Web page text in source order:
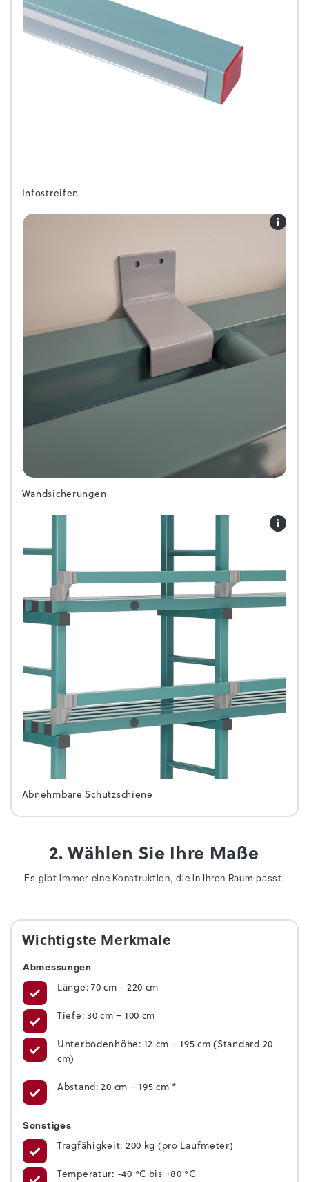
Infostreifen
Wandsicherungen
Abnehmbare Schutzschiene
2. Wählen Sie Ihre Maße
Es gibt immer eine Konstruktion, die in Ihren Raum passt.
Wichtigste Merkmale
Abmessungen
Länge: 70 cm - 220 cm
Tiefe: 30 cm – 100 cm
Unterbodenhöhe: 12 cm – 195 cm (Standard 20
cm)
Abstand: 20 cm – 195 cm *
Sonstiges
Tragfähigkeit: 200 kg (pro Laufmeter)
Temperatur: -40 °C bis +80 °C